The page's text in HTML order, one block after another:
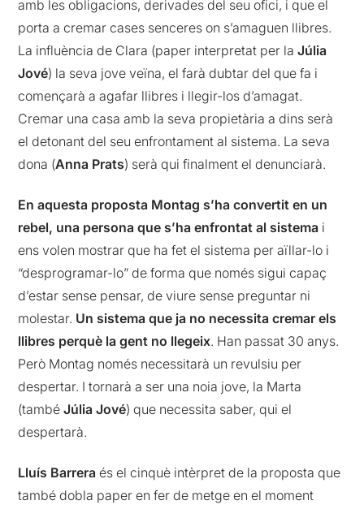
amb les obligacions, derivades del seu ofici, i que el
porta a cremar cases senceres on s’amaguen llibres.
La influència de Clara (paper interpretat per laJúlia
Jové) la seva jove veïna, el farà dubtar del que fa i
començarà a agafar llibres i llegir-los d’amagat.
Cremar una casa amb la seva propietària a dins serà
el detonant del seu enfrontament al sistema. La seva
dona (Anna Prats) serà qui finalment el denunciarà.
En aquesta proposta Montag s’ha convertit en un
rebel, una persona que s’ha enfrontat al sistema i
ens volen mostrar que ha fet el sistema per aïllar-lo i
“desprogramar-lo” de forma que només sigui capaç
d’estar sense pensar, de viure sense preguntar ni
molestar. Un sistema que ja no necessita cremar els
llibres perquè la gent no llegeix. Han passat 30 anys.
Però Montag només necessitarà un revulsiu per
despertar. I tornarà a ser una noia jove, la Marta
(tambéJúlia Jové) que necessita saber, qui el
despertarà.
Lluís Barrera és el cinquè intèrpret de la proposta que
també dobla paper en fer de metge en el moment